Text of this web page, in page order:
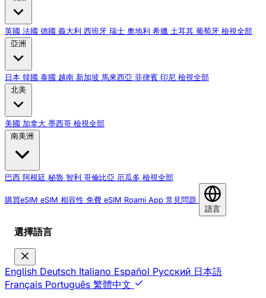
英國 法國 德國 義大利 西班牙 瑞士 奧地利 希臘 土耳其 葡萄牙 檢視全部
亞洲
日本 韓國 泰國 越南 新加坡 馬來西亞 菲律賓 印尼 檢視全部
北美
美國 加拿大 墨西哥 檢視全部
南美洲
巴西 阿根廷 秘魯 智利 哥倫比亞 厄瓜多 檢視全部
購買eSIM eSIM 相容性 免費 eSIM Roami App 常見問題
語言
選擇語言
English Deutsch Italiano Español Русский 日本語
Français Português 繁體中文